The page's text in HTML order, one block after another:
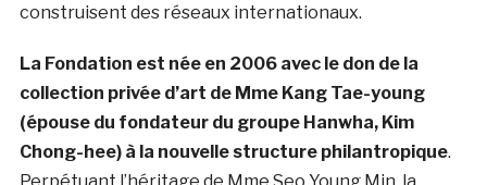
construisent des réseaux internationaux.
La Fondation est née en 2006 avec le don de la
collection privée d’art de Mme Kang Tae-young
(épouse du fondateur du groupe Hanwha, Kim
Chong-hee) à la nouvelle structure philantropique.
Perpétuant l’héritage de Mme Seo Young Min, la